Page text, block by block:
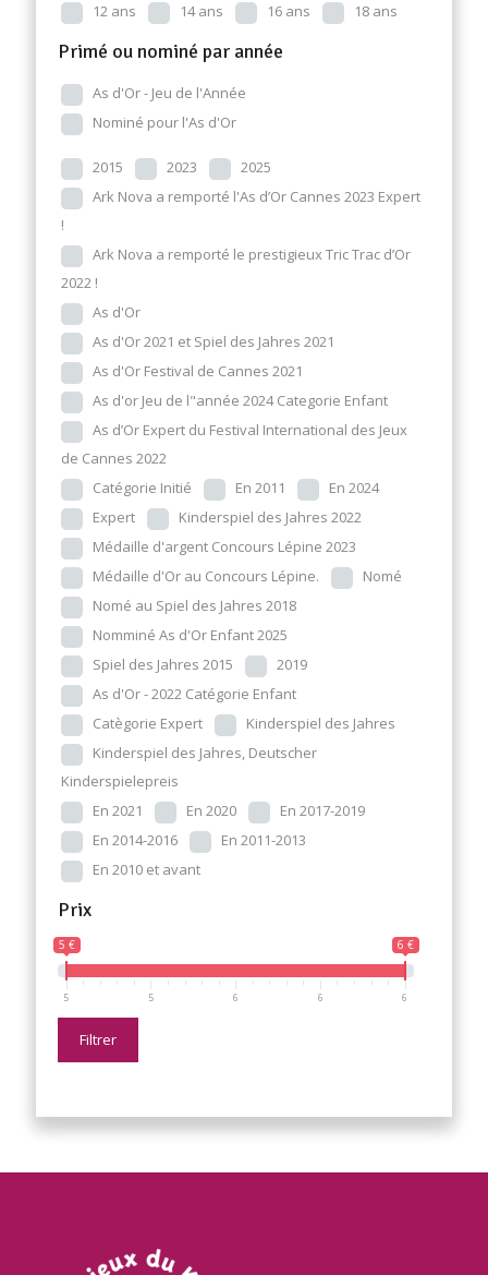
12 ans
14 ans 16 ans 18 ans
Primé ou nominé par année
As d'Or - Jeu de l'Année
Nominé pour l'As d'Or
2015 2023
2025
Ark Nova a remporté l'As d’Or Cannes 2023 Expert
!
Ark Nova a remporté le prestigieux Tric Trac d’Or
2022 !
As d'Or
As d'Or 2021 et Spiel des Jahres 2021
As d'Or Festival de Cannes 2021
As d'or Jeu de l"année 2024 Categorie Enfant
As d’Or Expert du Festival International des Jeux
de Cannes 2022
Catégorie Initié
En 2011
En 2024
Expert
Kinderspiel des Jahres 2022
Médaille d'argent Concours Lépine 2023
Médaille d'Or au Concours Lépine.
Nomé
Nomé au Spiel des Jahres 2018
Nomminé As d'Or Enfant 2025
Spiel des Jahres 2015
2019
As d'Or - 2022 Catégorie Enfant
Catègorie Expert
Kinderspiel des Jahres
Kinderspiel des Jahres, Deutscher
Kinderspielepreis
En 2021
En 2020
En 2017-2019
En 2014-2016
En 2011-2013
En 2010 et avant
Prix
5 € 6 €
5 5 6 6 6
Filtrer